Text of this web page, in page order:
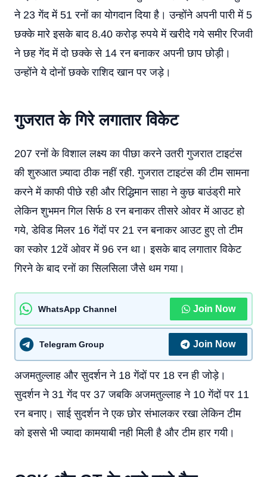
ने 23 गेंद में 51 रनों का योगदान दिया है। उन्होंने अपनी पारी में 5
छक्के मारे इसके बाद 8.40 करोड़ रुपये में खरीदे गये समीर रिजवी
ने छह गेंद में दो छक्के से 14 रन बनाकर अपनी छाप छोड़ी।
उन्होंने ये दोनों छक्के राशिद खान पर जड़े।
गुजरात के गिरे लगातार विकेट
207 रनों के विशाल लक्ष्य का पीछा करने उतरी गुजरात टाइटंस
की शुरुआत ज़्यादा ठीक नहीं रही. गुजरात टाइटंस की टीम सामना
करने में काफी पीछे रही और रिद्धिमान साहा ने कुछ बाउंड्री मारे
लेकिन शुभमन गिल सिर्फ 8 रन बनाकर तीसरे ओवर में आउट हो
गये, डेविड मिलर 16 गेंदों पर 21 रन बनाकर आउट हुए तो टीम
का स्कोर 12वें ओवर में 96 रन था। इसके बाद लगातार विकेट
गिरने के बाद रनों का सिलसिला जैसे थम गया।
WhatsApp Channel Join Now
Telegram Group Join Now
अजमतुल्लाह और सुदर्शन ने 18 गेंदों पर 18 रन ही जोड़े।
सुदर्शन ने 31 गेंद पर 37 जबकि अजमतुल्लाह ने 10 गेंदों पर 11
रन बनाए। साई सुदर्शन ने एक छोर संभालकर रखा लेकिन टीम
को इससे भी ज्यादा कामयाबी नही मिली है और टीम हार गयी।